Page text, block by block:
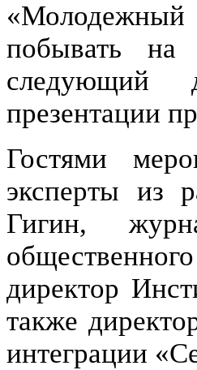
«Молодежный
побывать на
следующий
презентации
Гостями
эксперты из
Гигин,
директор
также
интеграции